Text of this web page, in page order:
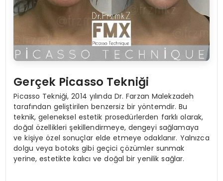
Gerçek Picasso Tekniği
Picasso Tekniği, 2014 yılında Dr. Farzan Malekzadeh
tarafından geliştirilen benzersiz bir yöntemdir. Bu
teknik, geleneksel estetik prosedürlerden farklı olarak,
doğal özellikleri şekillendirmeye, dengeyi sağlamaya
ve kişiye özel sonuçlar elde etmeye odaklanır. Yalnızca
dolgu veya botoks gibi geçici çözümler sunmak
yerine, estetikte kalıcı ve doğal bir yenilik sağlar.